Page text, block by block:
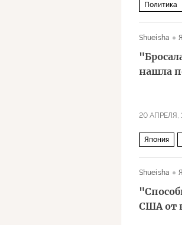
Политика
Shueisha
нашла
20 АПРЕЛЯ,
Япония
Shueisha
США от